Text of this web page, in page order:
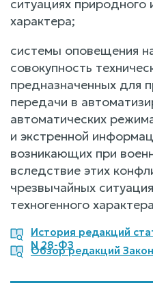
ситуациях природного
характера;
системы оповещения
совокупность
предназначенных для
передачи в
автоматических
и экстренной
возникающих при
вследствие этих
чрезвычайных
техногенного
История редакций
N 28-ФЗ
Обзор редакций